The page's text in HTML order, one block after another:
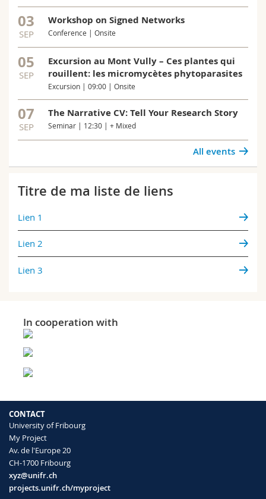
03
SEP
Workshop on Signed Networks
Conference | Onsite
05
SEP
Excursion au Mont Vully – Ces plantes qui
rouillent: les micromycètes phytoparasites
Excursion | 09:00 | Onsite
07
SEP
The Narrative CV: Tell Your Research Story
Seminar | 12:30 | + Mixed
All events
Titre de ma liste de liens
Lien 1
Lien 2
Lien 3
In cooperation with
CONTACT
University of Fribourg
My Project
Av. de l'Europe 20
CH-1700 Fribourg
xyz@unifr.ch
projects.unifr.ch/myproject